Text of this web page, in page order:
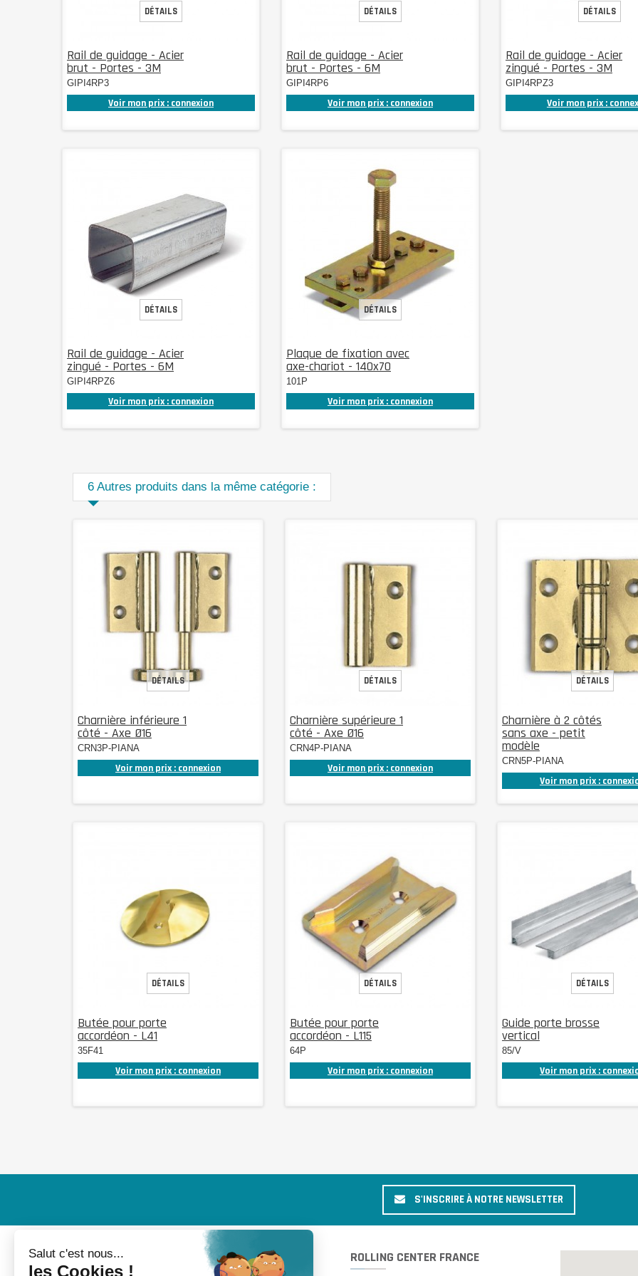
Rail de guidage - Acier
brut - Portes - 3M
GIPI4RP3
Voir mon prix : connexion
DÉTAILS
Rail de guidage - Acier
brut - Portes - 6M
GIPI4RP6
Voir mon prix : connexion
DÉTAILS
Rail de guidage - Acier
zingué - Portes - 3M
GIPI4RPZ3
Voir mon prix :
DÉTAILS
Rail de guidage - Acier
zingué - Portes - 6M
GIPI4RPZ6
Voir mon prix : connexion
DÉTAILS
Plaque de fixation avec
axe-chariot - 140x70
101P
Voir mon prix : connexion
DÉTAILS
6 Autres produits dans la même catégorie :
Charnière inférieure 1
côté - Axe Ø16
CRN3P-PIANA
Voir mon prix : connexion
DÉTAILS
Charnière supérieure 1
côté - Axe Ø16
CRN4P-PIANA
Voir mon prix : connexion
DÉTAILS
Charnière à 2 côtés
sans axe - petit
modèle
CRN5P-PIANA
Voir mon prix :
DÉTAILS
Butée pour porte
accordéon - L41
35F41
Voir mon prix : connexion
DÉTAILS
Butée pour porte
accordéon - L115
64P
Voir mon prix : connexion
DÉTAILS
Guide porte brosse
vertical
85/V
Voir mon prix :
DÉTAILS
S'INSCRIRE À NOTRE NEWSLETTER
MON COMPTE INFORMATIONS ROLLING CENTER FRANCE